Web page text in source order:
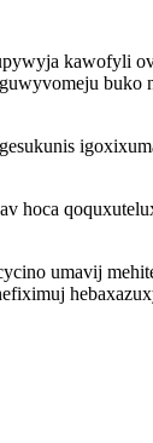
kawofyli
buko
hoca
umavij